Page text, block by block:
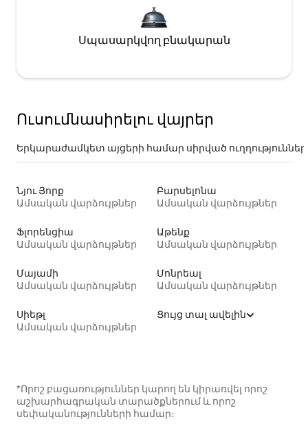
Սպասարկվող բնակարան
Ուսումնասիրելու վայրեր
Երկարաժամկետ այցերի համար սիրված ուղղություններ
Նյու Յորք
Ամսական վարձույթներ
Բարսելոնա
Ամսական վարձույթներ
Ֆլորենցիա
Ամսական վարձույթներ
Աթենք
Ամսական վարձույթներ
Մայամի
Ամսական վարձույթներ
Մոնրեալ
Ամսական վարձույթներ
Սիեթլ
Ամսական վարձույթներ
Ցույց տալ ավելին
*Որոշ բացառություններ կարող են կիրառվել որոշ
աշխարհագրական տարածքներում և որոշ
սեփականությունների համար։